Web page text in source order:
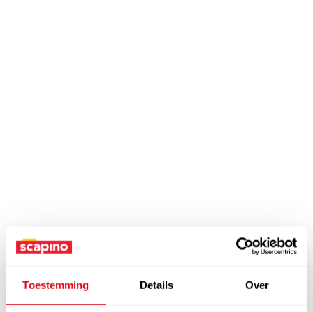
Toestemming Details Over